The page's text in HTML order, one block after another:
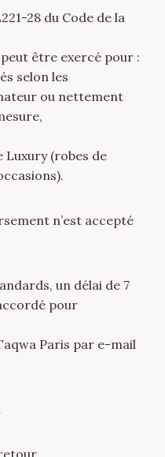
28 du Code de la
être exercé pour :
selon les
ou nettement
Luxury (robes de
n’est accepté
un délai de 7
pour
Paris par e-mail